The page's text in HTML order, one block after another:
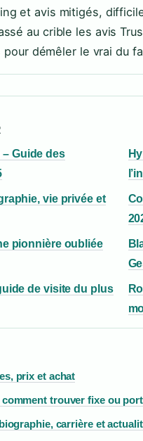
et avis mitigés,
au crible les avis
démêler le vrai du
– Guide des
vie privée et
pionnière oubliée
de visite du plus
prix et achat
trouver fixe ou
carrière et